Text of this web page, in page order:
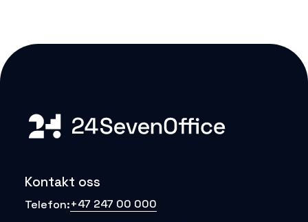
Kontakt oss
Telefon:+47 247 00 000